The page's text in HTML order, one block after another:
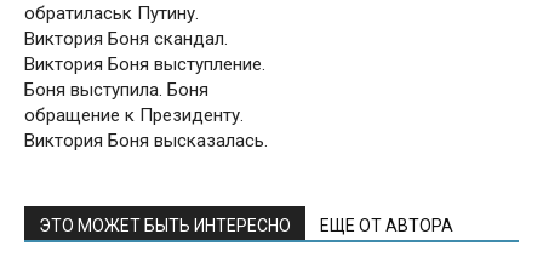
обратиласьк Путину.
Виктория Боня скандал.
Виктория Боня выступление.
Боня выступила. Боня
обращение к Президенту.
Виктория Боня высказалась.
ЭТО МОЖЕТ БЫТЬ ИНТЕРЕСНО ЕЩЕ ОТ АВТОРА